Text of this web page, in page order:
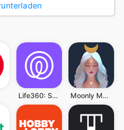
Life360: Standort teilen Moonly Mondkalender Mondphasen